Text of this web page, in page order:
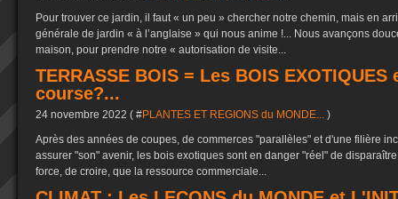
Pour trouver ce jardin, il faut « un peu » chercher notre chemin, mais en
générale de jardin « à l’anglaise » qui nous anime !... Nous avançons
maison, pour prendre notre « autorisation de visite...
TERRASSE BOIS = Les BOIS EXOTIQUES
course?...
24 novembre 2022 ( #PLANTES ET REGIONS du MONDE... )
Après des années de coupes, de commerces "parallèles" et d'une filière
assurer "son" avenir, les bois exotiques sont en danger "réel" de
force, de croire, que la ressource commerciale...